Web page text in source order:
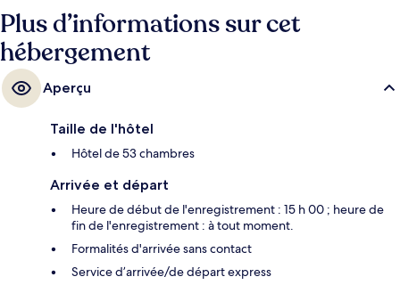
min.
Plus d’informations sur cet
hébergement
Aperçu
Taille de l'hôtel
Hôtel de 53 chambres
Arrivée et départ
Heure de début de l'enregistrement : 15 h 00 ; heure de
fin de l'enregistrement : à tout moment.
Formalités d'arrivée sans contact
Service d’arrivée/de départ express